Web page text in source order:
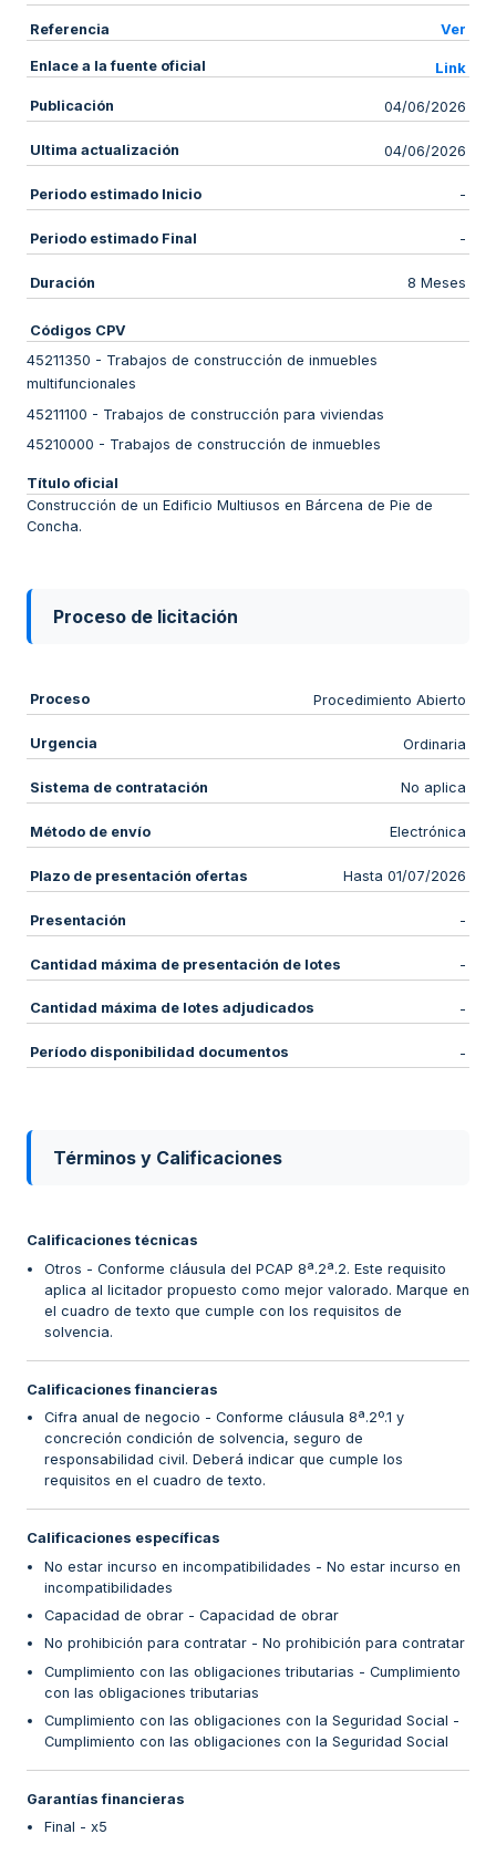
Referencia Ver
Enlace a la fuente oficial Link
Publicación 04/06/2026
Ultima actualización 04/06/2026
Periodo estimado Inicio -
Periodo estimado Final -
Duración 8 Meses
Códigos CPV
45211350 - Trabajos de construcción de inmuebles
multifuncionales
45211100 - Trabajos de construcción para viviendas
45210000 - Trabajos de construcción de inmuebles
Título oficial
Construcción de un Edificio Multiusos en Bárcena de Pie de
Concha.
Proceso de licitación
Proceso Procedimiento Abierto
Urgencia Ordinaria
Sistema de contratación No aplica
Método de envío Electrónica
Plazo de presentación ofertas Hasta 01/07/2026
Presentación -
Cantidad máxima de presentación de lotes -
Cantidad máxima de lotes adjudicados -
Período disponibilidad documentos -
Términos y Calificaciones
Calificaciones técnicas
Otros - Conforme cláusula del PCAP 8ª.2ª.2. Este requisito
aplica al licitador propuesto como mejor valorado. Marque en
el cuadro de texto que cumple con los requisitos de
solvencia.
Calificaciones financieras
Cifra anual de negocio - Conforme cláusula 8ª.2º.1 y
concreción condición de solvencia, seguro de
responsabilidad civil. Deberá indicar que cumple los
requisitos en el cuadro de texto.
Calificaciones específicas
No estar incurso en incompatibilidades - No estar incurso en
incompatibilidades
Capacidad de obrar - Capacidad de obrar
No prohibición para contratar - No prohibición para contratar
Cumplimiento con las obligaciones tributarias - Cumplimiento
con las obligaciones tributarias
Cumplimiento con las obligaciones con la Seguridad Social -
Cumplimiento con las obligaciones con la Seguridad Social
Garantías financieras
Final - x5